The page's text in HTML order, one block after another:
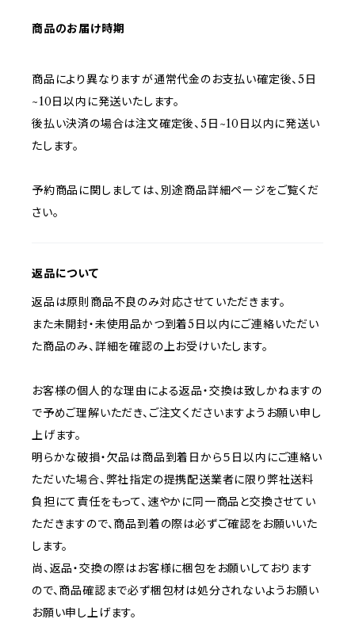
商品のお届け時期
商品により異なりますが通常代金のお支払い確定後、5日
~10日以内に発送いたします。
後払い決済の場合は注文確定後、5日~10日以内に発送い
たします。
予約商品に関しましては、別途商品詳細ページをご覧くだ
さい。
返品について
返品は原則商品不良のみ対応させていただきます。
また未開封・未使用品かつ到着5日以内にご連絡いただい
た商品のみ、詳細を確認の上お受けいたします。
お客様の個人的な理由による返品・交換は致しかねますの
で予めご理解いただき、ご注文くださいますようお願い申し
上げます。
明らかな破損・欠品は商品到着日から５日以内にご連絡い
ただいた場合、弊社指定の提携配送業者に限り弊社送料
負担にて責任をもって、速やかに同一商品と交換させてい
ただきますので、商品到着の際は必ずご確認をお願いいた
します。
尚、返品・交換の際はお客様に梱包をお願いしております
ので、商品確認まで必ず梱包材は処分されないようお願い
お願い申し上げます。